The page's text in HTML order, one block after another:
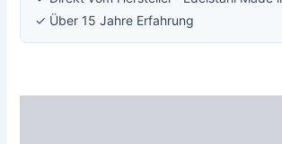
✓ Über 15 Jahre Erfahrung